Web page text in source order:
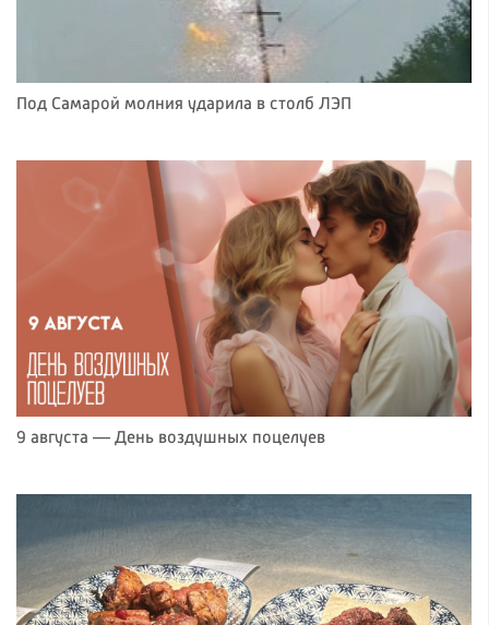
Под Самарой молния ударила в столб ЛЭП
9 августа — День воздушных поцелуев